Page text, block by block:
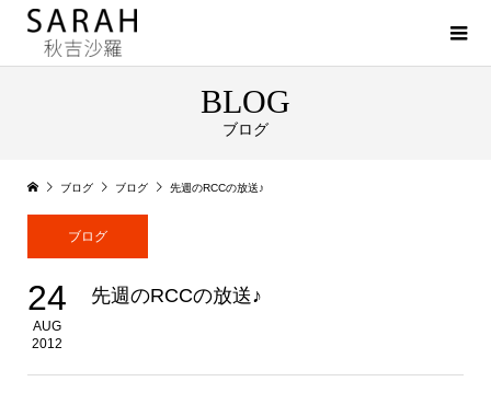
BLOG
ブログ
ブログ ブログ 先週のRCCの放送♪
ブログ
24
AUG
2012
先週のRCCの放送♪